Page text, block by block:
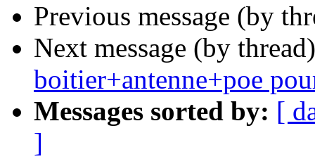
Previous message (by
Next message (by
boitier+antenne+poe
Messages sorted by: [
]